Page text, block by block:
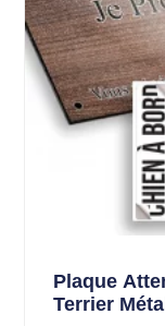
Plaque
Terrier